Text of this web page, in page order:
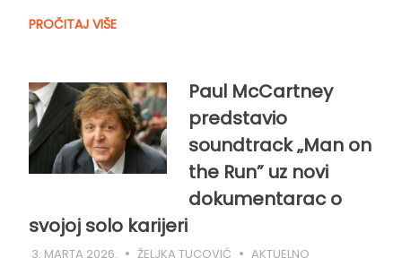
PROČITAJ VIŠE
Paul McCartney
predstavio
soundtrack „Man on
the Run” uz novi
dokumentarac o
svojoj solo karijeri
3. MARTA 2026. ŽELJKA TUCOVIĆ AKTUELNO